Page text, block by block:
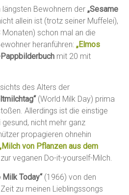
längsten Bewohnern der„Sesame
allein ist (trotz seiner Muffelei),
schon mal an die
heranführen:„Elmos
mit 20 mit
des Alters der
(World Milk Day) prima
Allerdings ist die einstige
nicht mehr ganz
propagieren ohnehin
von Pflanzen aus dem
veganen Do-it-yourself-Milch.
Milk Today“(1966) von den
zu meinen Lieblingssongs